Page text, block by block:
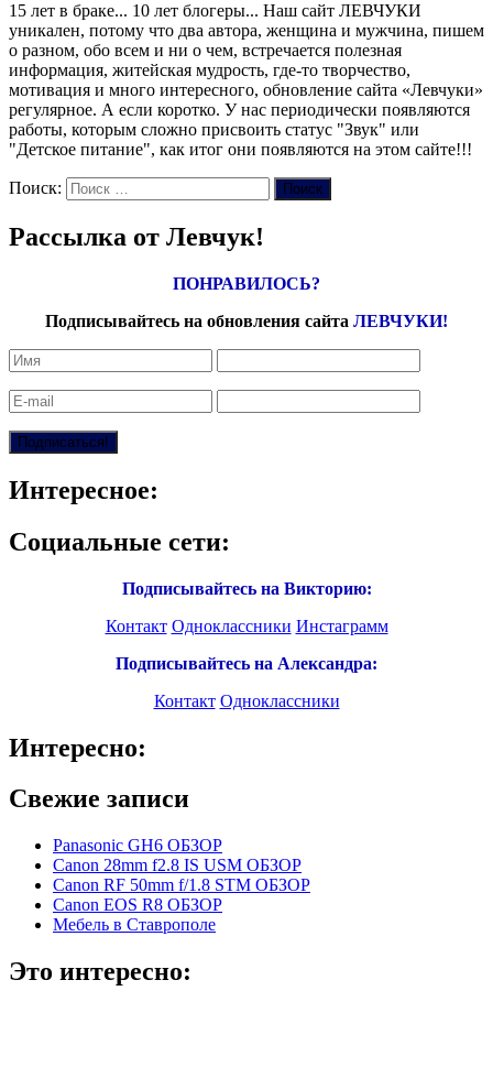
15 лет в браке... 10 лет блогеры... Наш сайт ЛЕВЧУКИ
уникален, потому что два автора, женщина и мужчина, пишем
о разном, обо всем и ни о чем, встречается полезная
информация, житейская мудрость, где-то творчество,
мотивация и много интересного, обновление сайта «Левчуки»
регулярное. А если коротко. У нас периодически появляются
работы, которым сложно присвоить статус "Звук" или
"Детское питание", как итог они появляются на этом сайте!!!
Поиск: Поиск
Рассылка от Левчук!
ПОНРАВИЛОСЬ?
Подписывайтесь на обновления сайта ЛЕВЧУКИ!
Интересное:
Социальные сети:
Подписывайтесь на Викторию:
Контакт Одноклассники Инстаграмм
Подписывайтесь на Александра:
Контакт Одноклассники
Интересно:
Свежие записи
Panasonic GH6 ОБЗОР
Canon 28mm f2.8 IS USM ОБЗОР
Canon RF 50mm f/1.8 STM ОБЗОР
Canon EOS R8 ОБЗОР
Мебель в Ставрополе
Это интересно: